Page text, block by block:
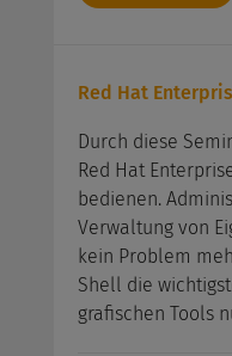
Red Hat
Durch diese
Red Hat
bedienen.
Verwaltung von
kein Problem
Shell die
grafischen Tools